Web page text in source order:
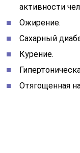
активности
Ожирение.
Сахарный
Курение.
Отягощенная